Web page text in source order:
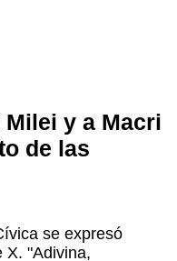
y a Macri
de las
se expresó
X. "Adivina,